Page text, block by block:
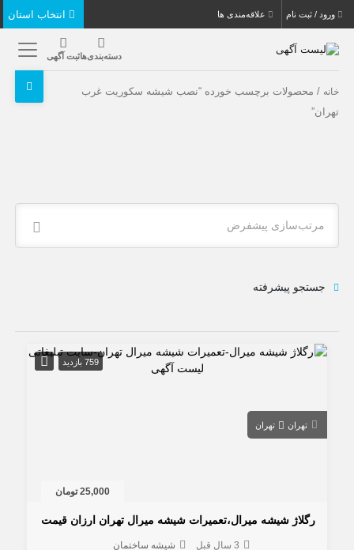
ورود / ثبت نام علاقه‌مندی ها
دسته‌بندی‌هاثبت آگهی
خانه / محصولات برچسب خورده “نصب شیشه سکوریت غرب
تهران”
مرتب‌سازی پیشفرض
جستجو پیشرفته
759 بازدید
تهران تهران
25,000 تومان
رگلاژ شیشه میرال،تعمیرات شیشه میرال تهران ارزان قیمت
3 سال قبل شیشه ساختمان